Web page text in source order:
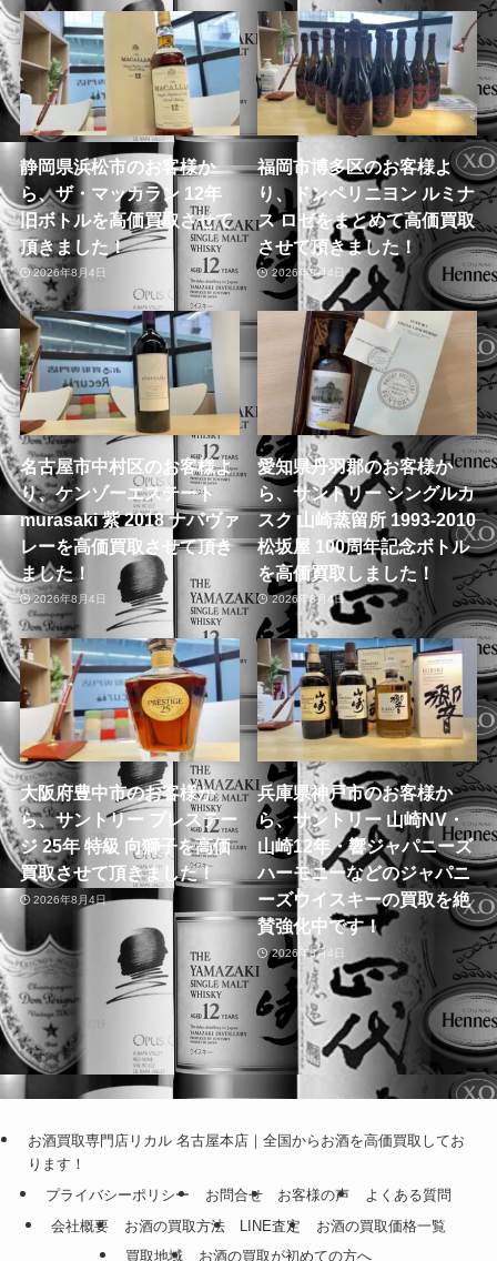
静岡県浜松市のお客様か
ら、ザ・マッカラン 12年
旧ボトルを高価買取させて
頂きました！
2026年8月4日
福岡市博多区のお客様よ
り、ドンペリニヨン ルミナ
ス ロゼをまとめて高価買取
させて頂きました！
2026年8月4日
名古屋市中村区のお客様よ
り、ケンゾーエステート
murasaki 紫 2018 ナパヴァ
レーを高価買取させて頂き
ました！
2026年8月4日
愛知県丹羽郡のお客様か
ら、サントリー シングルカ
スク 山崎蒸留所 1993-2010
松坂屋 100周年記念ボトル
を高価買取しました！
2026年8月4日
大阪府豊中市のお客様か
ら、サントリー プレステー
ジ 25年 特級 向獅子を高価
買取させて頂きました！
2026年8月4日
兵庫県神戸市のお客様か
ら、サントリー 山崎NV・
山崎12年・響ジャパニーズ
ハーモニーなどのジャパニ
ーズウイスキーの買取を絶
賛強化中です！
2026年8月4日
お酒買取専門店リカル 名古屋本店｜全国からお酒を高価買取してお
ります！
プライバシーポリシー
お問合せ お客様の声
よくある質問
会社概要
お酒の買取方法 LINE査定
お酒の買取価格一覧
買取地域
お酒の買取が初めての方へ